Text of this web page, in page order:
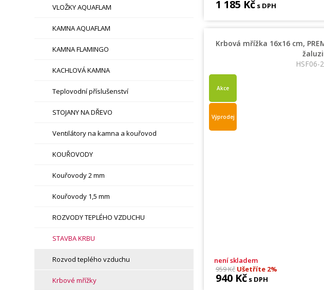
VLOŽKY AQUAFLAM
KAMNA AQUAFLAM
KAMNA FLAMINGO
KACHLOVÁ KAMNA
Teplovodní příslušenství
STOJANY NA DŘEVO
Ventilátory na kamna a kouřovod
KOUŘOVODY
Kouřovody 2 mm
Kouřovody 1,5 mm
ROZVODY TEPLÉHO VZDUCHU
STAVBA KRBU
Rozvod teplého vzduchu
Krbové mřížky
1 185 Kčs DPH
Krbová mřížka 16x16 cm,
HSF06-
Akce
Výprodej
není skladem
959 KčUšetříte 2%
940 Kčs DPH